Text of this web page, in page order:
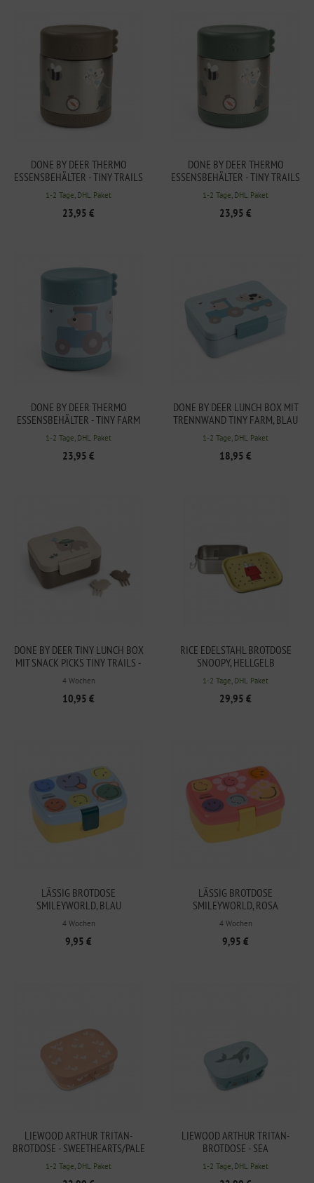
DONE BY DEER THERMO
ESSENSBEHÄLTER - TINY TRAILS
300ML, SAND
1-2 Tage, DHL Paket
23,95 €
DONE BY DEER THERMO
ESSENSBEHÄLTER - TINY TRAILS
300ML, GRÜN
1-2 Tage, DHL Paket
23,95 €
DONE BY DEER THERMO
ESSENSBEHÄLTER - TINY FARM
300ML, BLAU
1-2 Tage, DHL Paket
23,95 €
DONE BY DEER LUNCH BOX MIT
TRENNWAND TINY FARM, BLAU
1-2 Tage, DHL Paket
18,95 €
DONE BY DEER TINY LUNCH BOX
MIT SNACK PICKS TINY TRAILS -
SAND
4 Wochen
10,95 €
RICE EDELSTAHL BROTDOSE
SNOOPY, HELLGELB
1-2 Tage, DHL Paket
29,95 €
LÄSSIG BROTDOSE
SMILEYWORLD, BLAU
4 Wochen
9,95 €
LÄSSIG BROTDOSE
SMILEYWORLD, ROSA
4 Wochen
9,95 €
LIEWOOD ARTHUR TRITAN-
BROTDOSE - SWEETHEARTS/PALE
TUSCANY
1-2 Tage, DHL Paket
LIEWOOD ARTHUR TRITAN-
BROTDOSE - SEA
CREATURE/SANDY
1-2 Tage, DHL Paket